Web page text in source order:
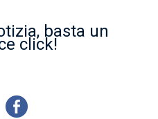
basta un
click!